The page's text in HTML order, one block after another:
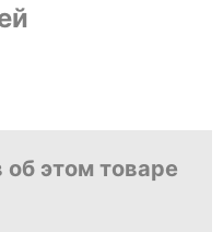
этом товаре